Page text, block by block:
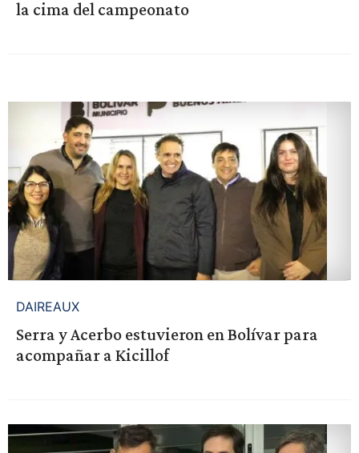
la cima del campeonato
DAIREAUX
Serra y Acerbo estuvieron en Bolívar para
acompañar a Kicillof